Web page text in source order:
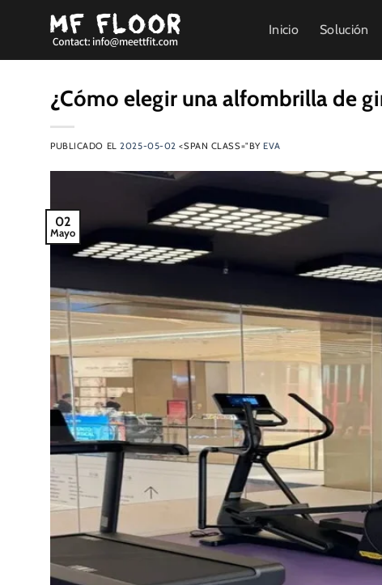
contenido
Inicio Solución
¿Cómo elegir una alfombrilla de
PUBLICADO EL2025-05-02 <SPAN CLASS="BY EVA
02
Mayo